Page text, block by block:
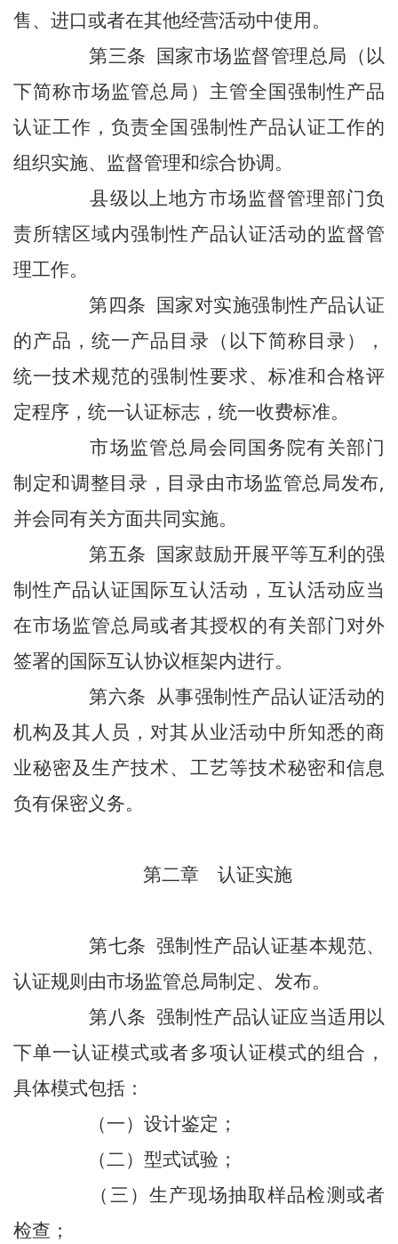
售、进口或者在其他经营活动中使用。
第三条 国家市场监督管理总局（以
下简称市场监管总局）主管全国强制性产品
认证工作，负责全国强制性产品认证工作的
组织实施、监督管理和综合协调。
县级以上地方市场监督管理部门负
责所辖区域内强制性产品认证活动的监督管
理工作。
第四条 国家对实施强制性产品认证
的产品，统一产品目录（以下简称目录），
统一技术规范的强制性要求、标准和合格评
定程序，统一认证标志，统一收费标准。
市场监管总局会同国务院有关部门
制定和调整目录，目录由市场监管总局发布,
并会同有关方面共同实施。
第五条 国家鼓励开展平等互利的强
制性产品认证国际互认活动，互认活动应当
在市场监管总局或者其授权的有关部门对外
签署的国际互认协议框架内进行。
第六条 从事强制性产品认证活动的
机构及其人员，对其从业活动中所知悉的商
业秘密及生产技术、工艺等技术秘密和信息
负有保密义务。
第二章 认证实施
第七条 强制性产品认证基本规范、
认证规则由市场监管总局制定、发布。
第八条 强制性产品认证应当适用以
下单一认证模式或者多项认证模式的组合，
具体模式包括：
（一）设计鉴定；
（二）型式试验；
（三）生产现场抽取样品检测或者
检查；